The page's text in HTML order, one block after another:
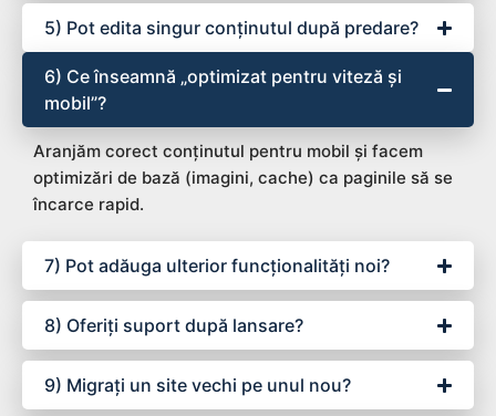
5) Pot edita singur conținutul după predare?
6) Ce înseamnă „optimizat pentru viteză și
mobil”?
Aranjăm corect conținutul pentru mobil și facem
optimizări de bază (imagini, cache) ca paginile să se
încarce rapid.
7) Pot adăuga ulterior funcționalități noi?
8) Oferiți suport după lansare?
9) Migrați un site vechi pe unul nou?